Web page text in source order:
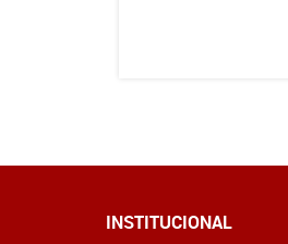
INSTITUCIONAL